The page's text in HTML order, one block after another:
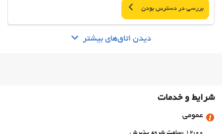
بررسی در دسترس بودن
دیدن اتاق‌های بیشتر
شرایط و خدمات
عمومی